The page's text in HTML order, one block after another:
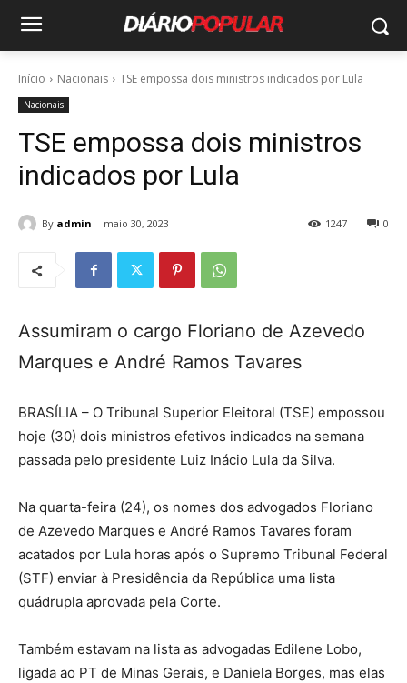
Início Nacionais TSE empossa dois ministros indicados por Lula
Nacionais
TSE empossa dois ministros
indicados por Lula
By admin maio 30, 2023 0
1247
Assumiram o cargo Floriano de Azevedo
Marques e André Ramos Tavares
BRASÍLIA – O Tribunal Superior Eleitoral (TSE) empossou
hoje (30) dois ministros efetivos indicados na semana
passada pelo presidente Luiz Inácio Lula da Silva.
Na quarta-feira (24), os nomes dos advogados Floriano
de Azevedo Marques e André Ramos Tavares foram
acatados por Lula horas após o Supremo Tribunal Federal
(STF) enviar à Presidência da República uma lista
quádrupla aprovada pela Corte.
Também estavam na lista as advogadas Edilene Lobo,
ligada ao PT de Minas Gerais, e Daniela Borges, mas elas